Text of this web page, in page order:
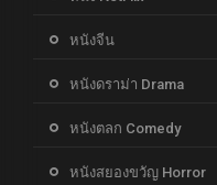
หนังจีน
หนังดราม่า Drama
หนังตลก Comedy
หนังสยองขวัญ Horror